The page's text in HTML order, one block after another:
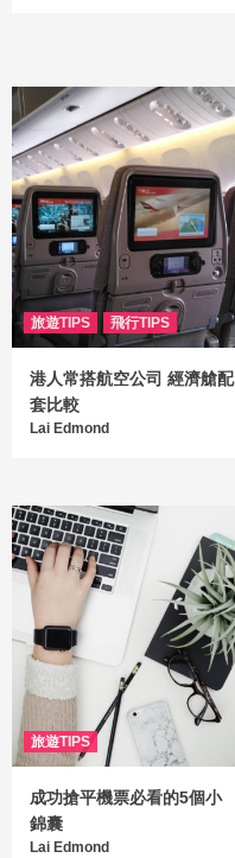
旅遊TIPS 飛行TIPS
港人常搭航空公司 經濟艙配
套比較
Lai Edmond
旅遊TIPS
成功搶平機票必看的5個小
錦囊
Lai Edmond